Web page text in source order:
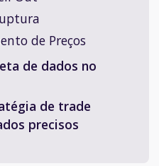
de Preços
de dados no
de trade
precisos